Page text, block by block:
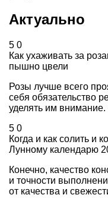
Актуально
5 0
Как ухаживать за
пышно цвели
Розы лучше всего
себя обязательство
уделять им
5 0
Когда и как солить и
Лунному календарю
Конечно, качество
и точности
от качества и